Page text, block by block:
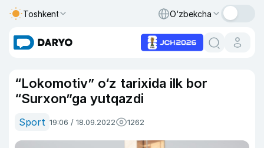
Toshkent O‘zbekcha
“Lokomotiv” o‘z tarixida ilk bor
“Surxon”ga yutqazdi
Sport 19:06 / 18.09.2022 1262